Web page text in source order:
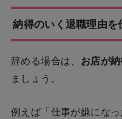
納得のいく退職理由を
辞める場合は、 お店が
ましょう。
例えば「仕事が嫌になっ